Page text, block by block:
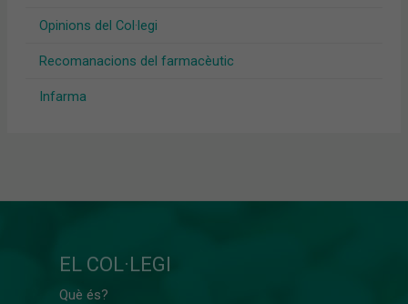
Opinions del Col·legi
Recomanacions del farmacèutic
Infarma
EL COL·LEGI
Què és?